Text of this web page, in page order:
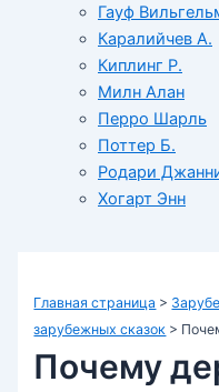
Гауф
Каралийчев А.
Киплинг Р.
Милн Алан
Перро Шарль
Поттер Б.
Родари
Хогарт Энн
Главная страница >
зарубежных сказок >
Почему